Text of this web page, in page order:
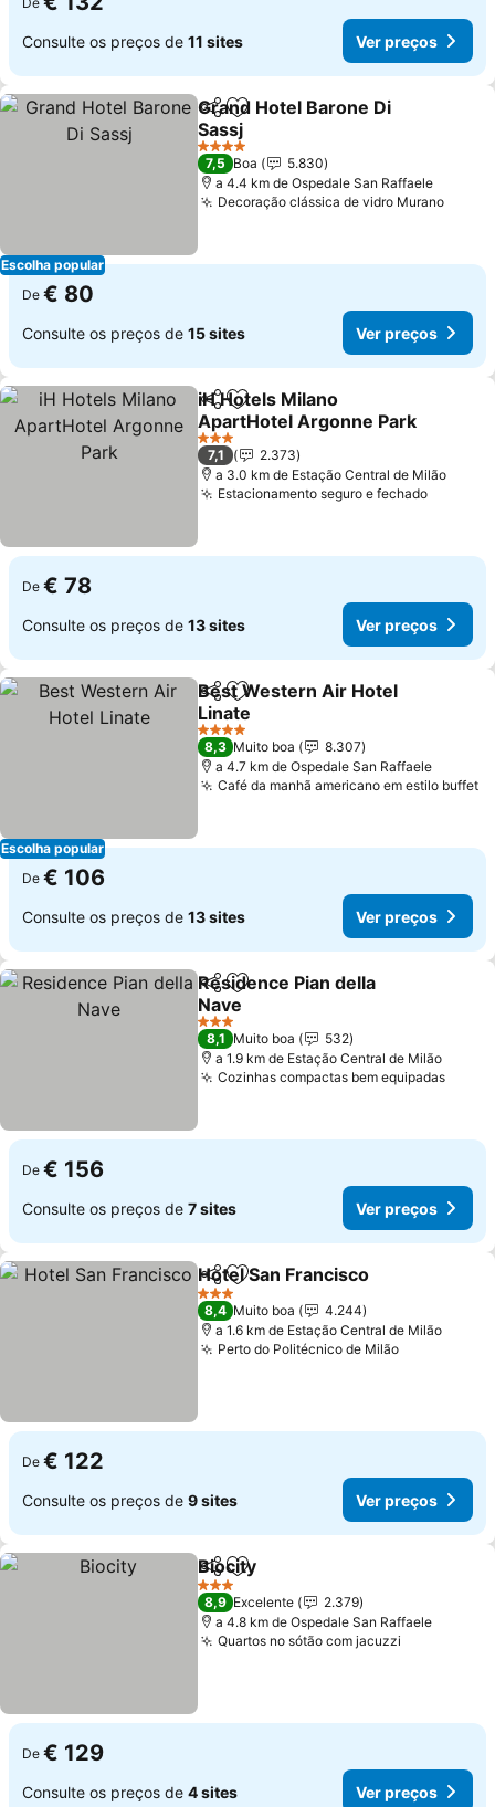
Consulte os preços de 11 sites Ver preços
Escolha popular
PartilharAdicionar aos favoritos
Grand Hotel Barone Di
Sassj
4 Estrelas
7,5 Boa
5.830
a 4.4 km de Ospedale San Raffaele
Decoração clássica de vidro Murano
De € 80
Consulte os preços de 15 sites Ver preços
PartilharAdicionar aos favoritos
iH Hotels Milano
ApartHotel Argonne Park
3 Estrelas
7,1
2.373
a 3.0 km de Estação Central de Milão
Estacionamento seguro e fechado
De € 78
Consulte os preços de 13 sites Ver preços
Escolha popular
PartilharAdicionar aos favoritos
Best Western Air Hotel
Linate
4 Estrelas
8,3 Muito boa
8.307
a 4.7 km de Ospedale San Raffaele
Café da manhã americano em estilo buffet
De € 106
Consulte os preços de 13 sites Ver preços
PartilharAdicionar aos favoritos
Residence Pian della
Nave
3 Estrelas
8,1 Muito boa
532
a 1.9 km de Estação Central de Milão
Cozinhas compactas bem equipadas
De € 156
Consulte os preços de 7 sites Ver preços
PartilharAdicionar aos favoritos
Hotel San Francisco
3 Estrelas
8,4 Muito boa
4.244
a 1.6 km de Estação Central de Milão
Perto do Politécnico de Milão
De € 122
Consulte os preços de 9 sites Ver preços
PartilharAdicionar aos favoritos
Biocity
3 Estrelas
8,9 Excelente
2.379
a 4.8 km de Ospedale San Raffaele
Quartos no sótão com jacuzzi
De € 129
Consulte os preços de 4 sites Ver preços